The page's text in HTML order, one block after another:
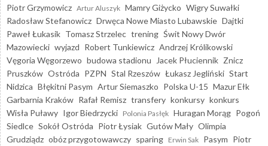
Piotr Grzymowicz Artur Aluszyk Mamry Giżycko Wigry Suwałki
Radosław Stefanowicz Drwęca Nowe Miasto Lubawskie Dajtki
Paweł Łukasik Tomasz Strzelec trening Świt Nowy Dwór
Mazowiecki wyjazd Robert Tunkiewicz Andrzej Królikowski
Vęgoria Węgorzewo budowa stadionu Jacek Płuciennik Znicz
Pruszków Ostróda PZPN Stal Rzeszów Łukasz Jegliński Start
Nidzica Błękitni Pasym Artur Siemaszko Polska U-15 Mazur Ełk
Garbarnia Kraków Rafał Remisz transfery konkursy konkurs
Wisła Puławy Igor Biedrzycki Polonia Pasłęk Huragan Morąg Pogoń
Siedlce Sokół Ostróda Piotr Łysiak Gutów Mały Olimpia
Grudziądz obóz przygotowawczy sparing Erwin Sak Pasym Piotr